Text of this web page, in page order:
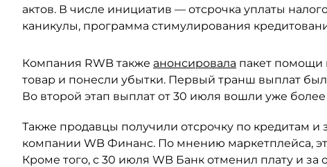
актов. В числе инициатив — отсрочка уплаты
каникулы, программа стимулирования
Компания RWB также анонсировала пакет помощи
товар и понесли убытки. Первый транш выплат
Во второй этап выплат от 30 июля вошли уже
Также продавцы получили отсрочку по кредитам
компании WB Финанс. По мнению маркетплейса,
Кроме того, с 30 июля WB Банк отменил плату и за